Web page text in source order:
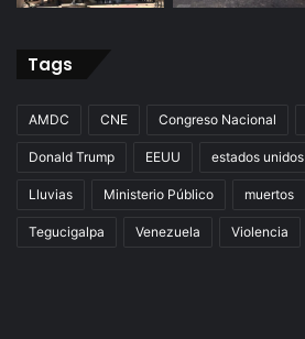
Tags
AMDC CNE Congreso Nacional
Donald Trump EEUU estados unidos
Lluvias Ministerio Público muertos
Tegucigalpa Venezuela Violencia